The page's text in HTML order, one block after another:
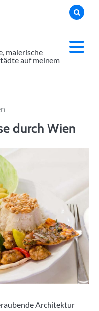
malerische
auf meinem
durch Wien
Architektur